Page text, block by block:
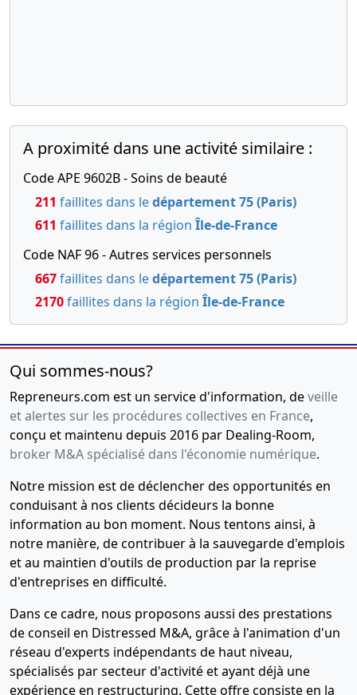
A proximité dans une activité similaire :
Code APE 9602B - Soins de beauté
211 faillites dans ledépartement 75 (Paris)
611 faillites dans la région Île-de-France
Code NAF 96 - Autres services personnels
667faillites dans ledépartement 75 (Paris)
2170faillites dans la région Île-de-France
Qui sommes-nous?
Repreneurs.com est un service d'information, deveille
et alertes sur les procédures collectives en France,
conçu et maintenu depuis 2016 par Dealing-Room,
broker M&A spécialisé dans l'économie numérique.
Notre mission est de déclencher des opportunités en
conduisant à nos clients décideurs la bonne
information au bon moment. Nous tentons ainsi, à
notre manière, de contribuer à la sauvegarde d'emplois
et au maintien d'outils de production par la reprise
d'entreprises en difficulté.
Dans ce cadre, nous proposons aussi des prestations
de conseil en Distressed M&A, grâce à l'animation d'un
réseau d'experts indépendants de haut niveau,
spécialisés par secteur d'activité et ayant déjà une
expérience en restructuring. Cette offre consiste en la